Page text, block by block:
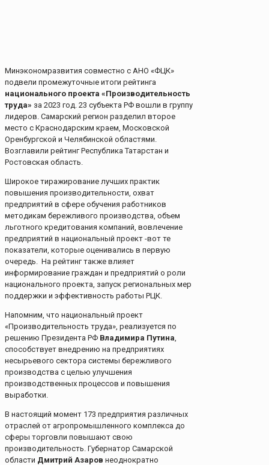
Минэкономразвития совместно с АНО «ФЦК»
подвели промежуточные итоги рейтинга
национального проекта «Производительность
труда» за 2023 год. 23 субъекта РФ вошли в группу
лидеров. Самарский регион разделил второе
место с Краснодарским краем, Московской
Оренбургской и Челябинской областями.
Возглавили рейтинг Республика Татарстан и
Ростовская область.
Широкое тиражирование лучших практик
повышения производительности, охват
предприятий в сфере обучения работников
методикам бережливого производства, объем
льготного кредитования компаний, вовлечение
предприятий в национальный проект -вот те
показатели, которые оценивались в первую
очередь. На рейтинг также влияет
информирование граждан и предприятий о роли
национального проекта, запуск региональных мер
поддержки и эффективность работы РЦК.
Напомним, что национальный проект
«Производительность труда», реализуется по
решению Президента РФ Владимира Путина,
способствует внедрению на предприятиях
несырьевого сектора системы бережливого
производства с целью улучшения
производственных процессов и повышения
выработки.
В настоящий момент 173 предприятия различных
отраслей от агропромышленного комплекса до
сферы торговли повышают свою
производительность. Губернатор Самарской
области Дмитрий Азаров неоднократно